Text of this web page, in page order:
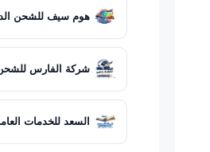
هوم سيف للشحن
شركة الفارس
السعد للخدمات